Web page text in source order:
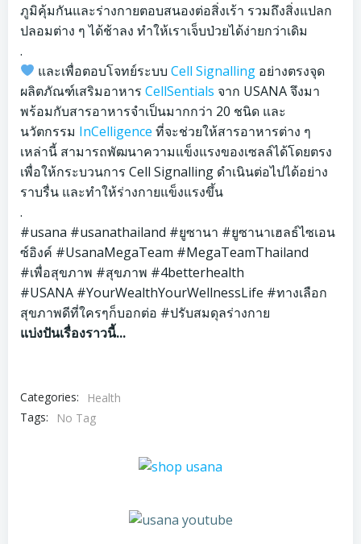
ภูมิคุ้มกันและร่างกายตอบสนองต่อสิ่งเร้า รวมถึงสิ่งแปลก
ปลอมต่าง ๆ ได้ช้าลง ทำให้เราเจ็บป่วยได้ง่ายกว่าเดิม
.
และเพื่อตอบโจทย์ระบบCell Signalling อย่างตรงจุด
ผลิตภัณฑ์เสริมอาหาร CellSentials จาก USANA จึงมา
พร้อมกับสารอาหารจำเป็นมากกว่า 20 ชนิด และ
นวัตกรรม InCelligence ที่จะช่วยให้สารอาหารต่าง ๆ
เหล่านี้ สามารถพัฒนาความแข็งแรงของเซลล์ได้โดยตรง
เพื่อให้กระบวนการ Cell Signalling ดำเนินต่อไปได้อย่าง
ราบรื่น และทำให้ร่างกายแข็งแรงขึ้น
.
#usana #usanathailand #ยูซานา #ยูซานาเฮลธ์ไซเอน
ซ์อิงค์ #UsanaMegaTeam #MegaTeamThailand
#เพื่อสุขภาพ #สุขภาพ #4betterhealth
#USANA #YourWealthYourWellnessLife #ทางเลือก
สุขภาพดีที่ใครๆก็บอกต่อ #ปรับสมดุลร่างกาย
แบ่งปันเรื่องราวนี้...
Categories:
Health
Tags:
No Tag